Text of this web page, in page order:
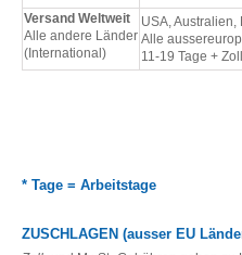
Versand Weltweit
Alle andere Länder
(International)
USA,
Alle
11-19 Tage + Zoll
* Tage = Arbeitstage
ZUSCHLAGEN (ausser EU